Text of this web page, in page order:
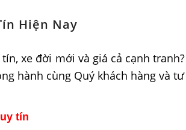
Hiện Nay
xe đời mới và giá cả cạnh
hành cùng Quý khách hàng và
tín